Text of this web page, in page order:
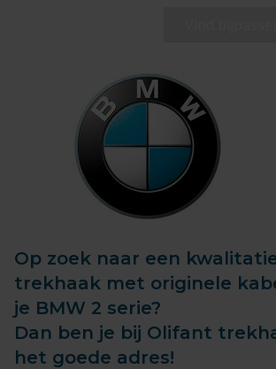
Op zoek naar een
trekhaak met originele
je BMW 2 serie?
Dan ben je bij Olifant
het goede adres!